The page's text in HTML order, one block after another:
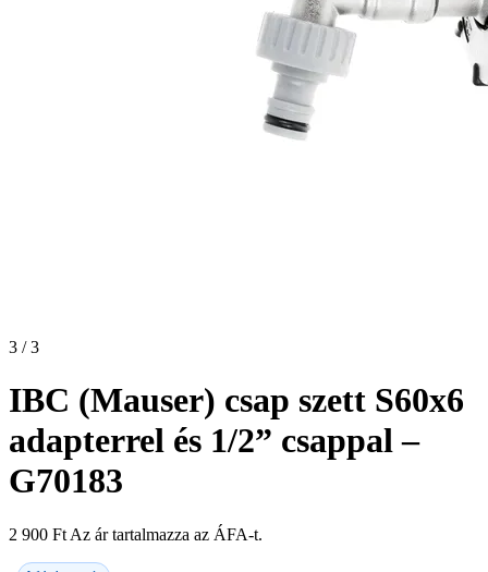
3 / 3
IBC (Mauser) csap szett S60x6
adapterrel és 1/2” csappal –
G70183
2 900 Ft Az ár tartalmazza az ÁFA-t.